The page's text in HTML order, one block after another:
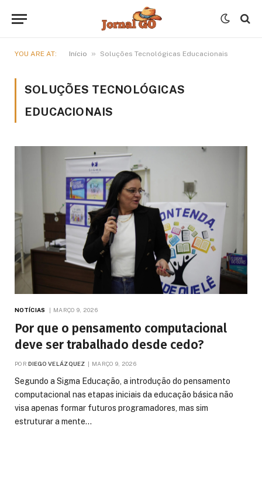
YOU ARE AT: Início » Soluções Tecnológicas Educacionais
SOLUÇÕES TECNOLÓGICAS
EDUCACIONAIS
NOTÍCIAS MARÇO 9, 2026
Por que o pensamento computacional
deve ser trabalhado desde cedo?
POR DIEGO VELÁZQUEZ MARÇO 9, 2026
Segundo a Sigma Educação, a introdução do pensamento
computacional nas etapas iniciais da educação básica não
visa apenas formar futuros programadores, mas sim
estruturar a mente…